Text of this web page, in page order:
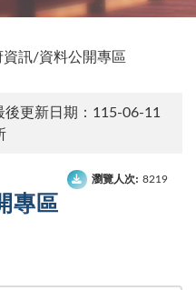
資訊/資料公開專區
後更新日期：115-06-11
瀏覽人次: 8219
專區